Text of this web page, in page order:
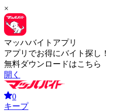
×
マッハバイトアプリ
アプリでお得にバイト探し！
無料ダウンロードはこちら
開く
0
キープ